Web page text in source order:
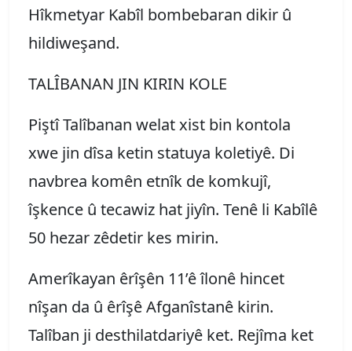
Hîkmetyar Kabîl bombebaran dikir û
hildiweşand.
TALÎBANAN JIN KIRIN KOLE
Piştî Talîbanan welat xist bin kontola
xwe jin dîsa ketin statuya koletiyê. Di
navbrea komên etnîk de komkujî,
îşkence û tecawiz hat jiyîn. Tenê li Kabîlê
50 hezar zêdetir kes mirin.
Amerîkayan êrîşên 11’ê îlonê hincet
nîşan da û êrîşê Afganîstanê kirin.
Talîban ji desthilatdariyê ket. Rejîma ket